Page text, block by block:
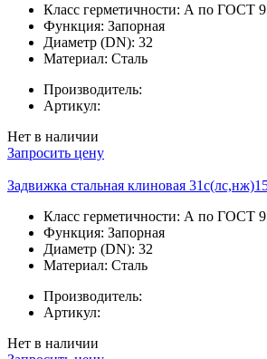
Класс герметичности: А по ГОСТ
Функция: Запорная
Диаметр (DN): 32
Материал: Сталь
Производитель:
Артикул:
Нет в наличии
Запросить цену
Задвижка стальная клиновая
Класс герметичности: А по ГОСТ
Функция: Запорная
Диаметр (DN): 32
Материал: Сталь
Производитель:
Артикул:
Нет в наличии